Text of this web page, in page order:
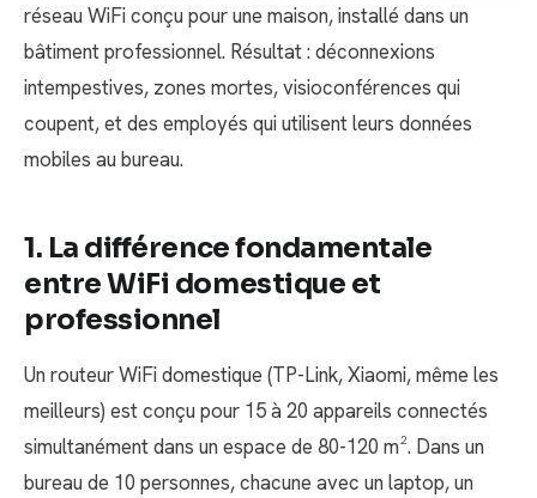
réseau WiFi conçu pour une maison, installé dans un
bâtiment professionnel. Résultat : déconnexions
intempestives, zones mortes, visioconférences qui
coupent, et des employés qui utilisent leurs données
mobiles au bureau.
1. La différence fondamentale
entre WiFi domestique et
professionnel
Un routeur WiFi domestique (TP-Link, Xiaomi, même les
meilleurs) est conçu pour 15 à 20 appareils connectés
simultanément dans un espace de 80-120 m². Dans un
bureau de 10 personnes, chacune avec un laptop, un